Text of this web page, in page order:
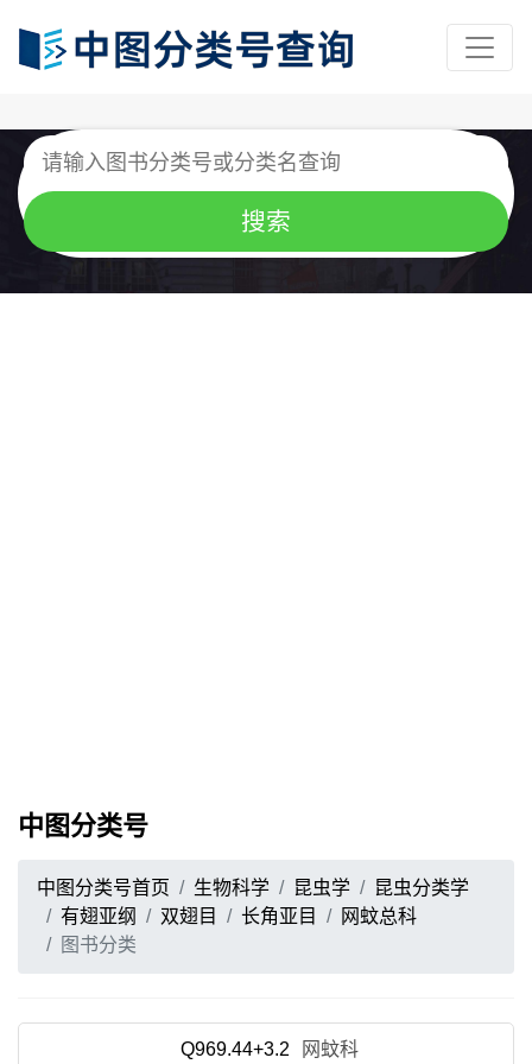
中图分类号
中图分类号首页 生物科学 昆虫学
昆虫分类学
有翅亚纲
双翅目 长角亚目
网蚊总科
图书分类
Q969.44+3.2 网蚊科